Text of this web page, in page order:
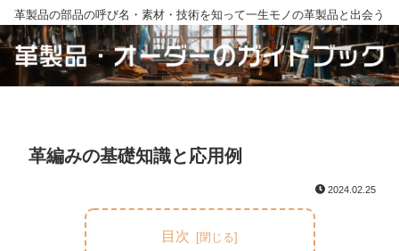
革製品の部品の呼び名・素材・技術を知って一生モノの革製品と出会う
革編みの基礎知識と応用例
2024.02.25
目次